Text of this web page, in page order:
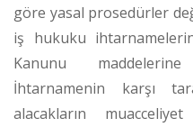
göre yasal prosedürler
iş hukuku
Kanunu maddelerine
İhtarnamenin karşı
alacakların